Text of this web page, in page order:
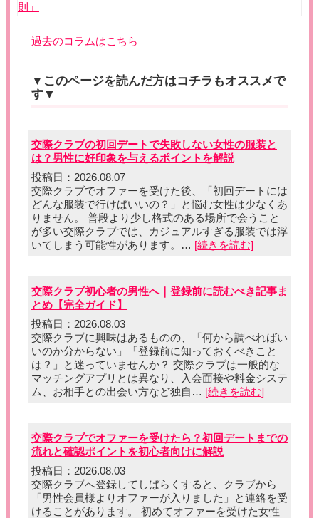
則」
過去のコラムはこちら
▼このページを読んだ方はコチラもオススメで
す▼
交際クラブの初回デートで失敗しない女性の服装と
は？男性に好印象を与えるポイントを解説
投稿日：2026.08.07
交際クラブでオファーを受けた後、「初回デートには
どんな服装で行けばいいの？」と悩む女性は少なくあ
りません。 普段より少し格式のある場所で会うこと
が多い交際クラブでは、カジュアルすぎる服装では浮
いてしまう可能性があります。… [続きを読む]
交際クラブ初心者の男性へ｜登録前に読むべき記事ま
とめ【完全ガイド】
投稿日：2026.08.03
交際クラブに興味はあるものの、「何から調べればい
いのか分からない」「登録前に知っておくべきこと
は？」と迷っていませんか？ 交際クラブは一般的な
マッチングアプリとは異なり、入会面接や料金システ
ム、お相手との出会い方など独自… [続きを読む]
交際クラブでオファーを受けたら？初回デートまでの
流れと確認ポイントを初心者向けに解説
投稿日：2026.08.03
交際クラブへ登録してしばらくすると、クラブから
「男性会員様よりオファーが入りました」と連絡を受
けることがあります。 初めてオファーを受けた女性